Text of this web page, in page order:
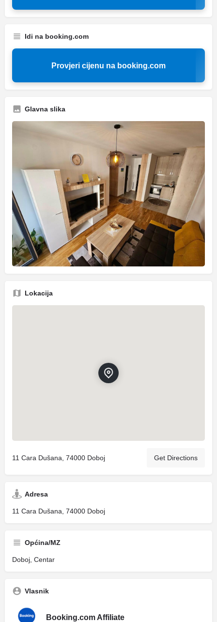
Idi na booking.com
Provjeri cijenu na booking.com
Glavna slika
Lokacija
11 Cara Dušana, 74000 Doboj Get Directions
Adresa
11 Cara Dušana, 74000 Doboj
Općina/MZ
Doboj, Centar
Vlasnik
Booking.com Affiliate